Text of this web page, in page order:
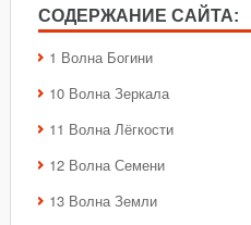
СОДЕРЖАНИЕ САЙТА:
1 Волна Богини
10 Волна Зеркала
11 Волна Лёгкости
12 Волна Семени
13 Волна Земли